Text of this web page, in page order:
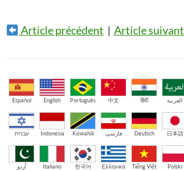
Article précédent | Article suivant
Español English Português 中文 हिंदी العربية
עברית Indonesia Kiswahili فارسی Deutsch 日本語
اُردو Italiano 한국어 Ελληνικά Tiếng Việt Polski